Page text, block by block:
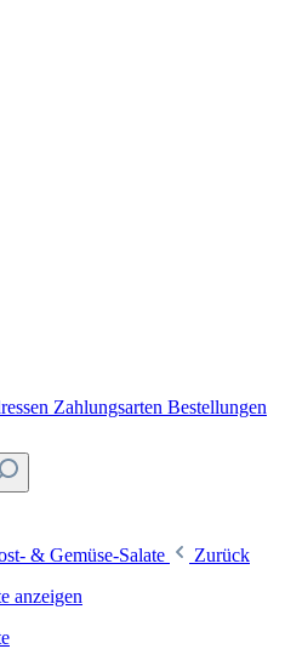
Zahlungsarten Bestellungen
& Gemüse-Salate
Zurück
anzeigen